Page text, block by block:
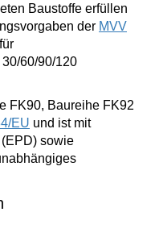
Baustoffe erfüllen
der MVV
60/90/120
FK90, Baureihe FK92
EU und ist mit
(EPD) sowie